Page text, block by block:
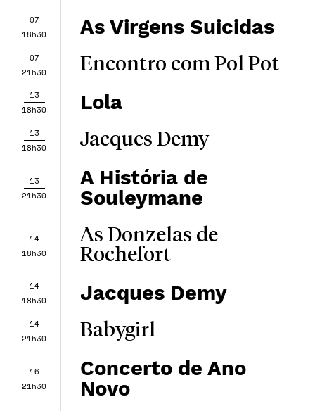
07
18h30
As Virgens Suicidas
07
21h30
Encontro com Pol Pot
13
18h30
Lola
13
18h30
Jacques Demy
13
21h30
A História de
Souleymane
14
18h30
As Donzelas de
Rochefort
14
18h30
Jacques Demy
14
21h30
Babygirl
16
21h30
Concerto de Ano
Novo